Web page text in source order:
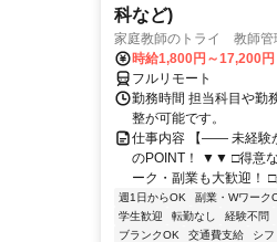
科など)
家庭教師のトライ 教師管
時給1,800円～17,200円
フルリモート
勤務時間 担当科目や勤
整が可能です。
仕事内容 【―― 未経験
のPOINT！ ▼▼ □得意な
ーク・副業も大歓迎！
週1日からOK 副業・Wワーク
学生歓迎
転勤なし 経験不問
ブランクOK
交通費支給 シフ